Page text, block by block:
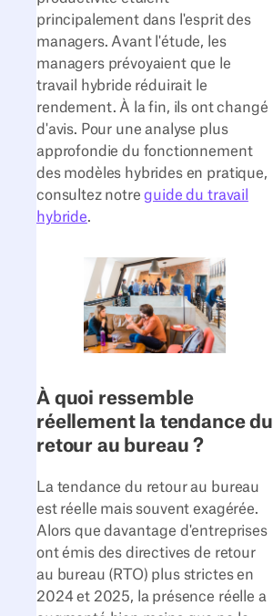
principalement dans l'esprit des
managers. Avant l'étude, les
managers prévoyaient que le
travail hybride réduirait le
rendement. À la fin, ils ont changé
d'avis. Pour une analyse plus
approfondie du fonctionnement
des modèles hybrides en pratique,
consultez notreguide du travail
hybride.
À quoi ressemble
réellement la tendance du
retour au bureau ?
La tendance du retour au bureau
est réelle mais souvent exagérée.
Alors que davantage d'entreprises
ont émis des directives de retour
au bureau (RTO) plus strictes en
2024 et 2025, la présence réelle a